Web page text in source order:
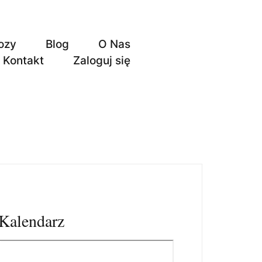
Blog
O Nas
Kontakt
Zaloguj się